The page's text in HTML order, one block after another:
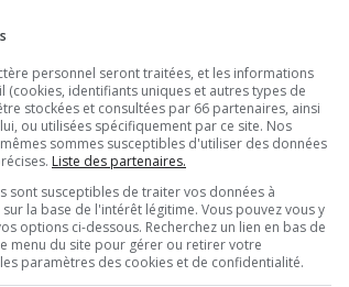
personnel seront traitées, et les informations
(cookies, identifiants uniques et autres types de
stockées et consultées par 66 partenaires, ainsi
ou utilisées spécifiquement par ce site. Nos
sommes susceptibles d'utiliser des données
Liste des partenaires.
sont susceptibles de traiter vos données à
la base de l'intérêt légitime. Vous pouvez vous y
options ci-dessous. Recherchez un lien en bas de
menu du site pour gérer ou retirer votre
paramètres des cookies et de confidentialité.